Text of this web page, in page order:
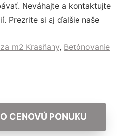
Neváhajte a kontaktujte
Prezrite si aj ďalšie naše
m2 Krasňany, Betónovanie
CENOVÚ PONUKU